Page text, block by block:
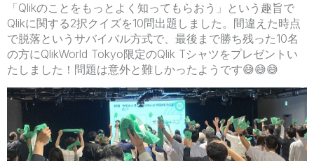
「Qlikのことをもっとよく知ってもらおう」という趣旨で
Qlikに関する2択クイズを10問出題しました。間違えた時点
で脱落というサバイバル方式で、最後まで勝ち残った10名
の方にQlikWorld Tokyo限定のQlik Tシャツをプレゼントい
たしました！問題は意外と難しかったようです😅😅😅